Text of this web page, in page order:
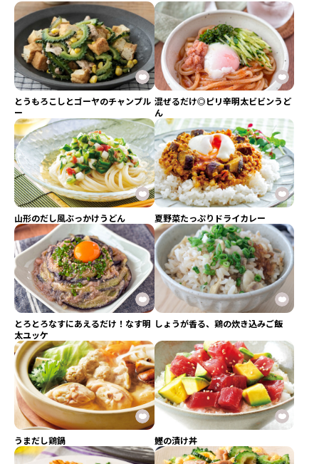
とうもろこしとゴーヤのチャンプル
ー
混ぜるだけ◎ピリ辛明太ビビンうど
ん
山形のだし風ぶっかけうどん 夏野菜たっぷりドライカレー
とろとろなすにあえるだけ！なす明
太ユッケ
しょうが香る、鶏の炊き込みご飯
うまだし鶏鍋 鰹の漬け丼